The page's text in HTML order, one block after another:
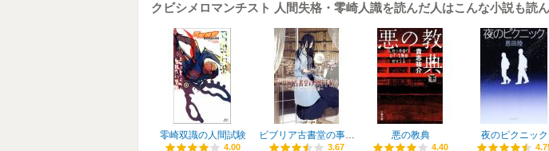
クビシメロマンチスト 人間失格・零崎人識を読んだ人はこんな小説も読
零崎双識の人間試験
4.00
4.00
ビブリア古書堂の事件手帖
3.67
3.67
悪の教典
4.40
4.40
夜のピクニック